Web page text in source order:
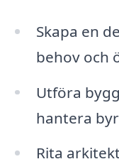
Skapa en
behov och
Utföra
hantera
Rita